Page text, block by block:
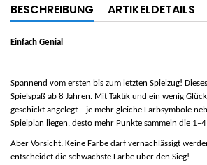
BESCHREIBUNG ARTIKELDETAILS
Einfach Genial
Spannend vom ersten bis zum letzten Spielzug!
Spielspaß ab 8 Jahren. Mit Taktik und ein wenig
geschickt angelegt – je mehr gleiche Farbsymbole
Spielplan liegen, desto mehr Punkte sammeln die
Aber Vorsicht: Keine Farbe darf vernachlässigt
entscheidet die schwächste Farbe über den Sieg!